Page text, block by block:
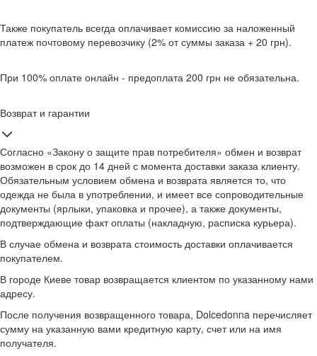
Также покупатель всегда оплачивает комиссию за наложенный
платеж почтовому перевозчику (2% от суммы заказа + 20 грн).
При 100% оплате онлайн - предоплата 200 грн не обязательна.
Возврат и гарантии
Согласно «Закону о защите прав потребителя» обмен и возврат
возможен в срок до 14 дней с момента доставки заказа клиенту.
Обязательным условием обмена и возврата является то, что
одежда не была в употреблении, и имеет все сопроводительные
документы (ярлыки, упаковка и прочее), а также документы,
подтверждающие факт оплаты (накладную, расписка курьера).
В случае обмена и возврата стоимость доставки оплачивается
покупателем.
В городе Киеве товар возвращается клиентом по указанному нами
адресу.
После получения возвращенного товара, Dolcedonna перечисляет
сумму на указанную вами кредитную карту, счет или на имя
получателя.